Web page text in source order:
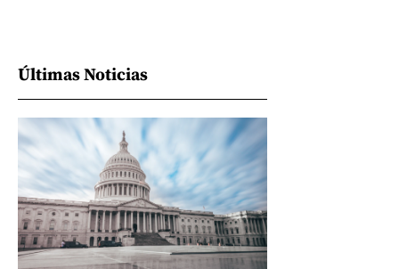
Últimas Noticias